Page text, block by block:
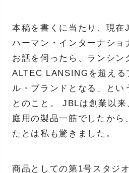
本稿を書くに当たり、現在
ハーマン・インターナショ
お話を伺ったら、ランシン
ALTEC LANSINGを超える
ル・ブランドとなる」とい
とのこと。 JBLは創業以
庭用の製品一筋でしたから
たとは私も驚きました。
商品としての第1号スタジ